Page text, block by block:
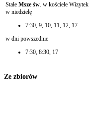
Stałe Msze św. w kościele Wizytek
w niedzielę
7:30, 9, 10, 11, 12, 17
w dni powszednie
7:30, 8:30, 17
Ze zbiorów